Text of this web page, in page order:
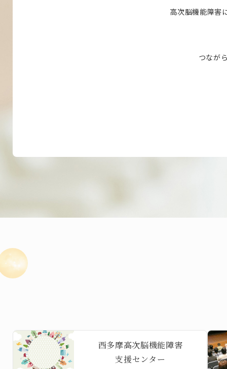
高次脳機能障害
つなが
西多摩高次脳機能障害
支援センター